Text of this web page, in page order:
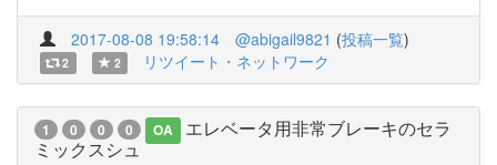
2017-08-08 19:58:14 @abigail9821 (投稿一覧)
2 2 リツイート・ネットワーク
1 0 0 0 OA
エレベータ用非常ブレーキのセラ
ミックスシュ